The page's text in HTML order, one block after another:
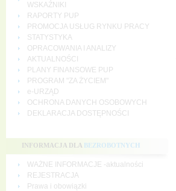
WSKAŹNIKI
RAPORTY PUP
PROMOCJA USŁUG RYNKU PRACY
STATYSTYKA
OPRACOWANIA I ANALIZY
AKTUALNOŚCI
PLANY FINANSOWE PUP
PROGRAM "ZA ŻYCIEM"
e-URZĄD
OCHRONA DANYCH OSOBOWYCH
DEKLARACJA DOSTĘPNOŚCI
INFORMACJA DLA BEZROBOTNYCH
WAŻNE INFORMACJE -aktualności
REJESTRACJA
Prawa i obowiązki